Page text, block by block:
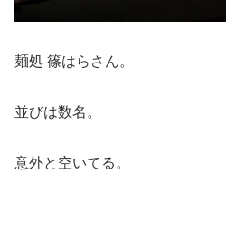
麺処 篠はらさん。
並びは数名。
意外と空いてる。